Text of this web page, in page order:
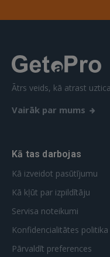
Ātrs veids, kā atrast
Vairāk par mums
Kā tas darbojas
Kā izveidot pasūtījumu
Kā kļūt par izpildītāju
Servisa noteikumi
Konfidencialitātes politika
Pārvaldīt preferences